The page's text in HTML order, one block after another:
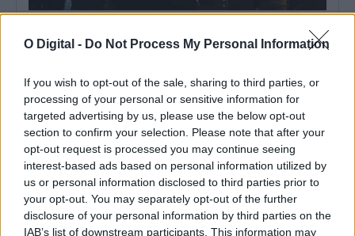
O Digital - Do Not Process My Personal Information
If you wish to opt-out of the sale, sharing to third parties, or
processing of your personal or sensitive information for
targeted advertising by us, please use the below opt-out
section to confirm your selection. Please note that after your
opt-out request is processed you may continue seeing
interest-based ads based on personal information utilized by
us or personal information disclosed to third parties prior to
your opt-out. You may separately opt-out of the further
disclosure of your personal information by third parties on the
IAB’s list of downstream participants. This information may
cena: Conheça o calendário
A Liga 3 Placard arranca este fim de semana, com a primeira
6 Agosto, 2026 - 14:51